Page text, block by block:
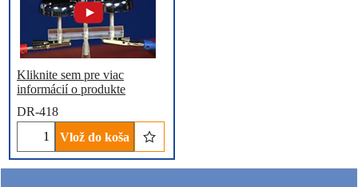
Kliknite sem pre viac
informácií o produkte
DR-418
Vlož do koša